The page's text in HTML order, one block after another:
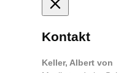
Kontakt
Keller, Albert von